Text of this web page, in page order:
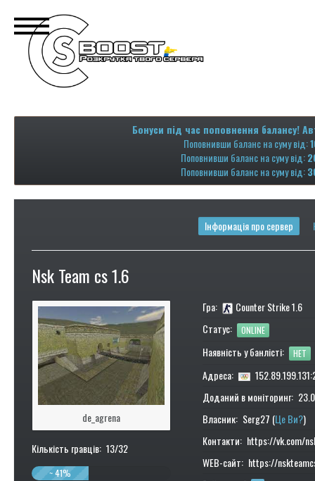
Бонуси під час поповнення балансу!
Поповнивши баланс на суму від:
Поповнивши баланс на суму від:
Поповнивши баланс на суму від:
Інформація про сервер
Nsk Team cs 1.6
de_agrena
Кількість гравців: 13/32
~ 41%
Гра:
Counter Strike 1.6
Статус: ONLINE
Наявність у банлісті: НЕТ
Адреса:
Доданий в моніторинг:
Власник: Serg27 (Це Ви?)
Контакти: https://vk.com/
WEB-сайт: https://